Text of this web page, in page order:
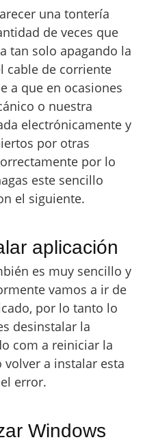
una tontería
de veces que
tan solo apagando la
cable de corriente
a que en ocasiones
o nuestra
electrónicamente y
por otras
por lo
este sencillo
el siguiente.
aplicación
es muy sencillo y
vamos a ir de
por lo tanto lo
desinstalar la
com a reiniciar la
a instalar esta
error.
Windows